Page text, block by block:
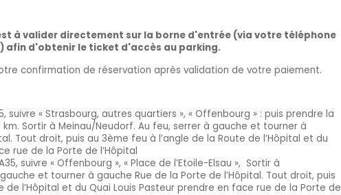
à valider directement sur la borne d'entrée (via votre téléphone
afin d'obtenir le ticket d'accès au parking.
confirmation de réservation après validation de votre paiement.
suivre « Strasbourg, autres quartiers », « Offenbourg » : puis prendre la
km. Sortir à Meinau/Neudorf. Au feu, serrer à gauche et tourner à
Tout droit, puis au 3ème feu à l’angle de la Route de l’Hôpital et du
rue de la Porte de l’Hôpital
suivre « Offenbourg », « Place de l’Etoile-Elsau », Sortir à
et tourner à gauche Rue de la Porte de l’Hôpital. Tout droit, puis
de l’Hôpital et du Quai Louis Pasteur prendre en face rue de la Porte de